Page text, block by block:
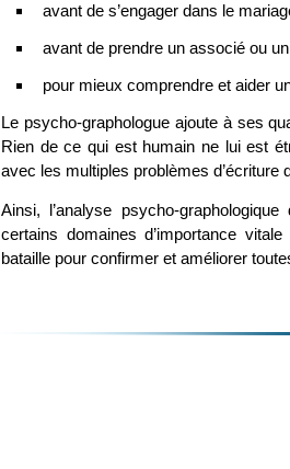
avant de s’engager dans le
avant de prendre un associé ou
pour mieux comprendre et aider
Le psycho-graphologue ajoute à ses
Rien de ce qui est humain ne lui est
avec les multiples problèmes d’écriture
Ainsi, l’analyse psycho-
certains domaines d’importance
bataille pour confirmer et améliorer